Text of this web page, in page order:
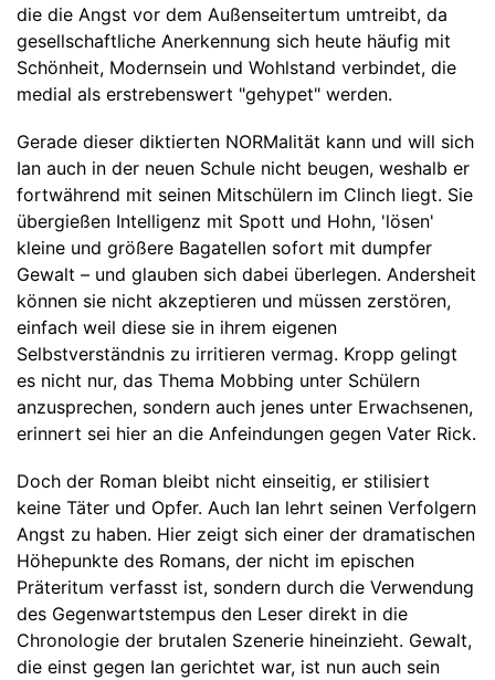
die die Angst vor dem Außenseitertum umtreibt, da
gesellschaftliche Anerkennung sich heute häufig mit
Schönheit, Modernsein und Wohlstand verbindet, die
medial als erstrebenswert "gehypet" werden.
Gerade dieser diktierten NORMalität kann und will sich
Ian auch in der neuen Schule nicht beugen, weshalb er
fortwährend mit seinen Mitschülern im Clinch liegt. Sie
übergießen Intelligenz mit Spott und Hohn, 'lösen'
kleine und größere Bagatellen sofort mit dumpfer
Gewalt – und glauben sich dabei überlegen. Andersheit
können sie nicht akzeptieren und müssen zerstören,
einfach weil diese sie in ihrem eigenen
Selbstverständnis zu irritieren vermag. Kropp gelingt
es nicht nur, das Thema Mobbing unter Schülern
anzusprechen, sondern auch jenes unter Erwachsenen,
erinnert sei hier an die Anfeindungen gegen Vater Rick.
Doch der Roman bleibt nicht einseitig, er stilisiert
keine Täter und Opfer. Auch Ian lehrt seinen Verfolgern
Angst zu haben. Hier zeigt sich einer der dramatischen
Höhepunkte des Romans, der nicht im epischen
Präteritum verfasst ist, sondern durch die Verwendung
des Gegenwartstempus den Leser direkt in die
Chronologie der brutalen Szenerie hineinzieht. Gewalt,
die einst gegen Ian gerichtet war, ist nun auch sein